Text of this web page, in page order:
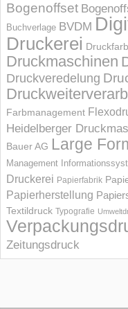
Bogenoffset
Buchverlage BVDM
Druckerei
Druckmaschinen
Druckveredelung
Farbmanagement
Heidelberger
Bauer AG Large
Management
Druckerei Papierfabrik
Papierherstellung
Textildruck Typografie
Zeitungsdruck